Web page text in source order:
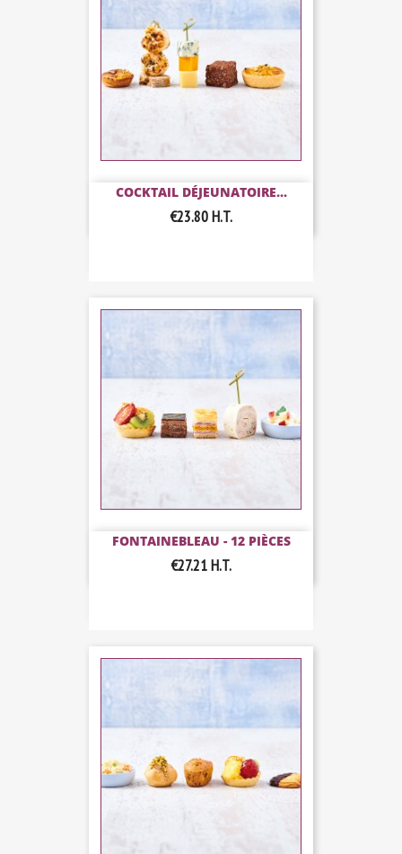
COCKTAIL DÉJEUNATOIRE...
€23.80H.T.
FONTAINEBLEAU - 12 PIÈCES
€27.21H.T.